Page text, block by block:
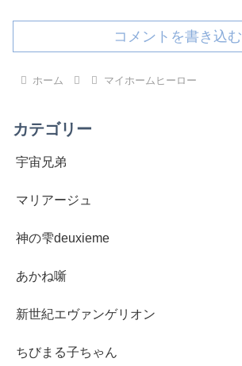
コメントを書き込む
ホーム マイホームヒーロー
カテゴリー
宇宙兄弟
マリアージュ
神の雫deuxieme
あかね噺
新世紀エヴァンゲリオン
ちびまる子ちゃん